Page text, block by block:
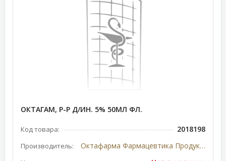
ОКТАГАМ, Р-Р Д/ИН. 5% 50МЛ ФЛ.
Код товара: 2018198
Производитель: Октафарма Фармацевтика Продуктіонсгес, Австрия